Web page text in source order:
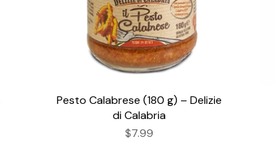
Pesto Calabrese (180 g) – Delizie
di Calabria
$7.99